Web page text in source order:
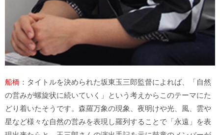
船橋 ：タイトルを決められた坂東玉三郎監督によれば、「自然
の営みが螺旋状に続いていく」という考えからこのテーマにた
どり着いたそうです。森羅万象の現象、夜明けや光、風、雲や
星など様々な自然の営みを表現し羅列することで「永遠」を表